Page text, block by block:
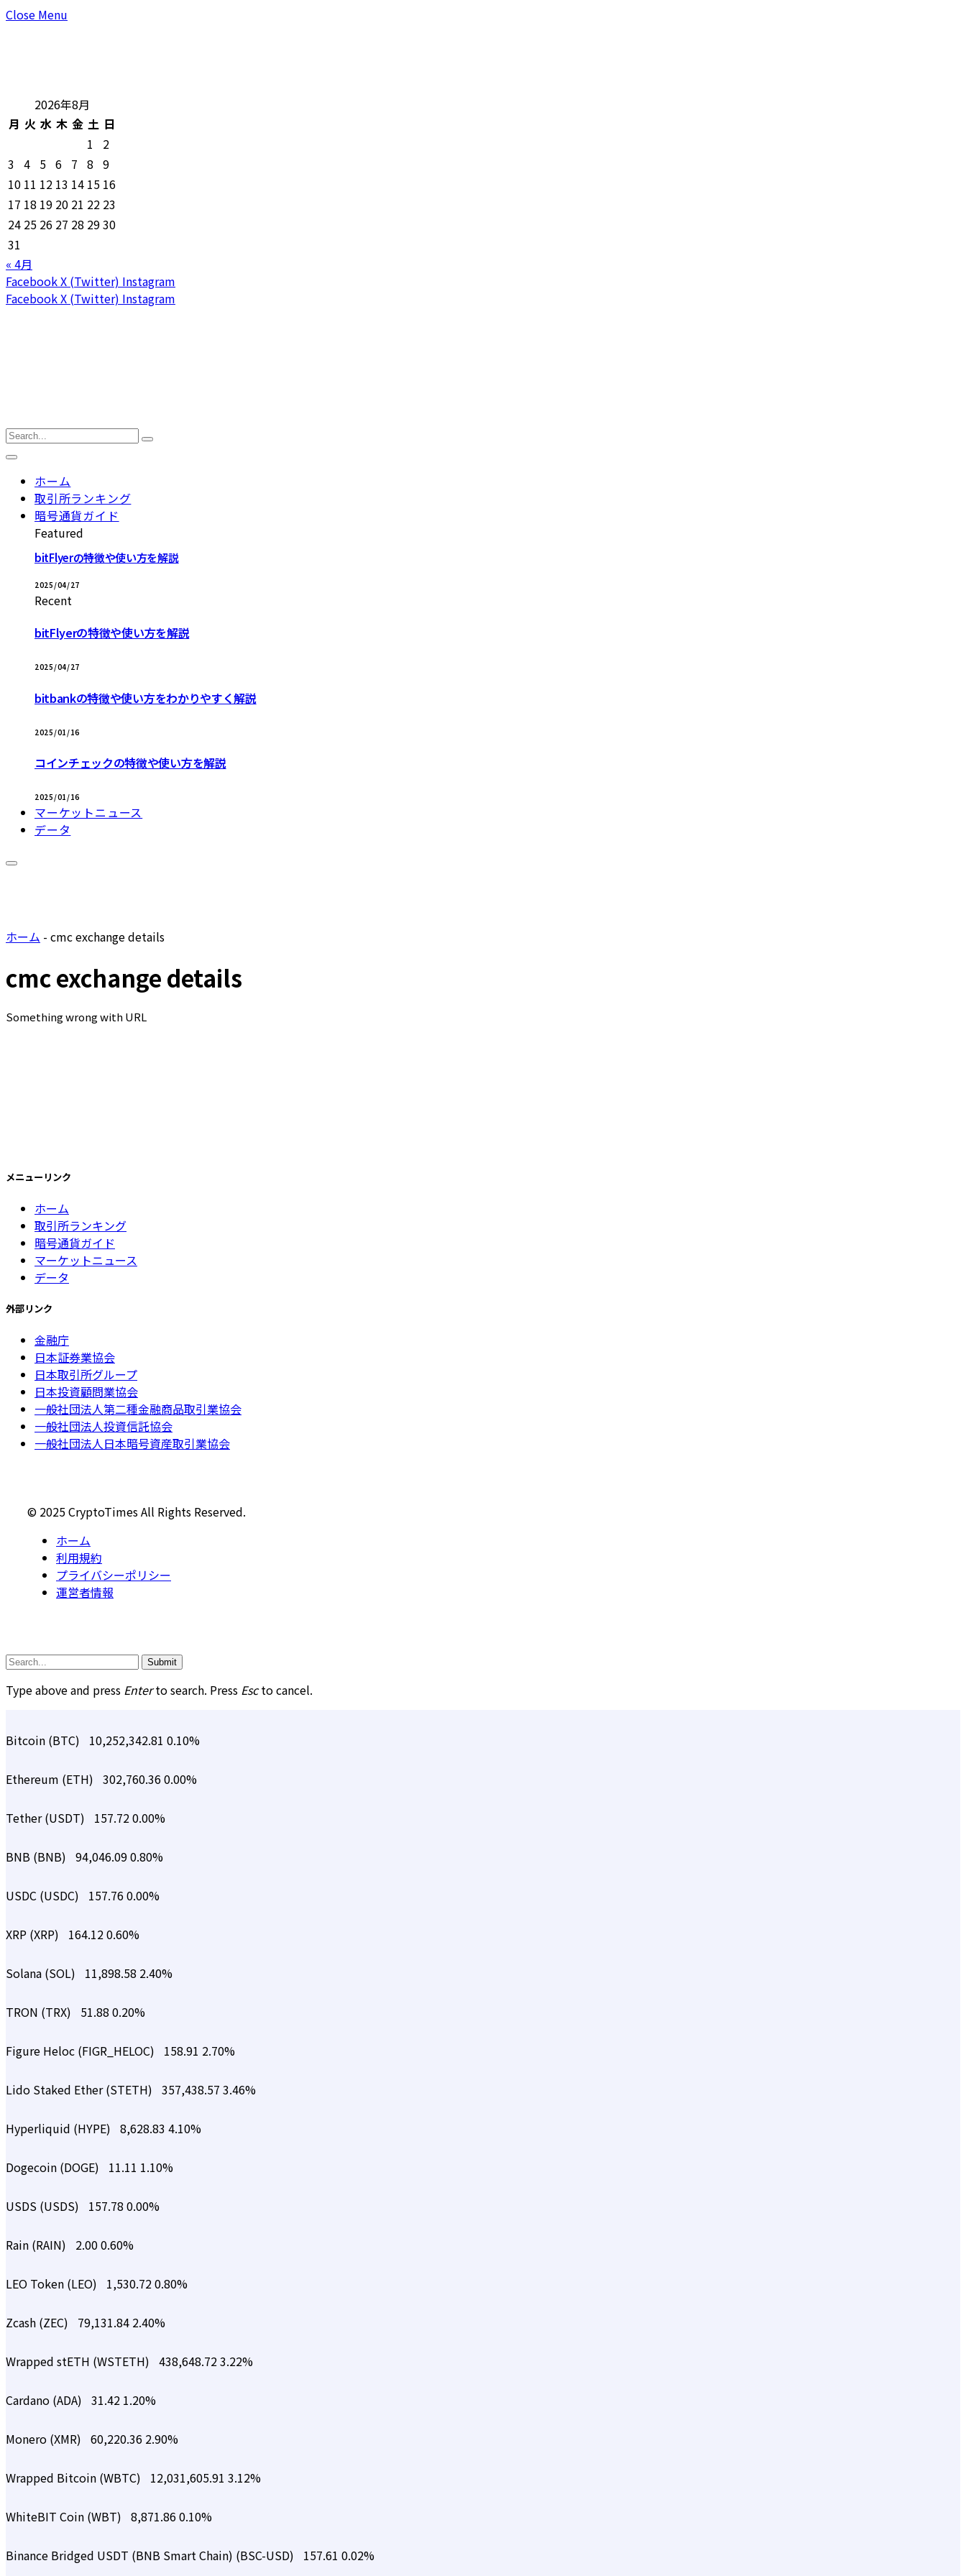
Close Menu
2026年8月
月 火 水 木 金 土 日
1
2
3 4 5 6 7 8 9
10 11 12 13 14 15 16
17 18 19 20 21 22 23
24 25 26 27 28 2930
31
« 4月
FacebookX (Twitter) Instagram
FacebookX (Twitter) Instagram
ホーム
取引所ランキング
暗号通貨ガイド
Featured
bitFlyerの特徴や使い方を解説
2025/04/27
Recent
bitFlyerの特徴や使い方を解説
2025/04/27
bitbankの特徴や使い方をわかりやすく解説
2025/01/16
コインチェックの特徴や使い方を解説
2025/01/16
マーケットニュース
データ
ホーム - cmc exchange details
cmc exchange details
Something wrong with URL
メニューリンク
ホーム
取引所ランキング
暗号通貨ガイド
マーケットニュース
データ
外部リンク
金融庁
日本証券業協会
日本取引所グループ
日本投資顧問業協会
一般社団法人第二種金融商品取引業協会
一般社団法人投資信託協会
一般社団法人日本暗号資産取引業協会
© 2025 CryptoTimes All Rights Reserved.
ホーム
利用規約
プライバシーポリシー
運営者情報
Submit
Type above and press Enterto search. Press Escto cancel.
Bitcoin (BTC) 10,252,342.81 0.10%
Ethereum (ETH) 302,760.360.00%
Tether (USDT) 157.720.00%
BNB (BNB) 94,046.090.80%
USDC (USDC) 157.760.00%
XRP (XRP) 164.120.60%
Solana (SOL) 11,898.58 2.40%
TRON (TRX) 51.88 0.20%
Figure Heloc (FIGR_HELOC) 158.91 2.70%
Lido Staked Ether (STETH) 357,438.57 3.46%
Hyperliquid (HYPE) 8,628.83 4.10%
Dogecoin (DOGE) 11.11 1.10%
USDS (USDS) 157.78 0.00%
Rain (RAIN) 2.000.60%
LEO Token (LEO) 1,530.720.80%
Zcash (ZEC) 79,131.84 2.40%
Wrapped stETH (WSTETH) 438,648.723.22%
Cardano (ADA) 31.42 1.20%
Monero (XMR) 60,220.36 2.90%
Wrapped Bitcoin (WBTC) 12,031,605.91 3.12%
WhiteBIT Coin (WBT) 8,871.860.10%
Binance Bridged USDT (BNB Smart Chain) (BSC-USD) 157.61 0.02%